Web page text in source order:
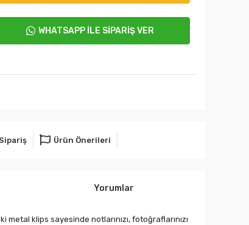
WHATSAPP İLE SİPARİŞ VER
Ürün Önerileri
Yorumlar
klips sayesinde notlarınızı, fotoğraflarınızı